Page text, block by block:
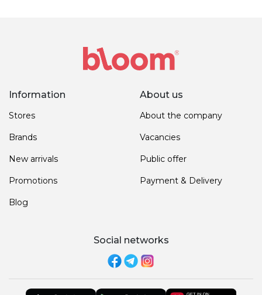
Information
Stores
Brands
New arrivals
Promotions
Blog
About us
About the company
Vacancies
Public offer
Payment & Delivery
Social networks